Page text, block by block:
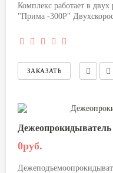
Комплекс работает в
"Прима -300Р"
0руб.